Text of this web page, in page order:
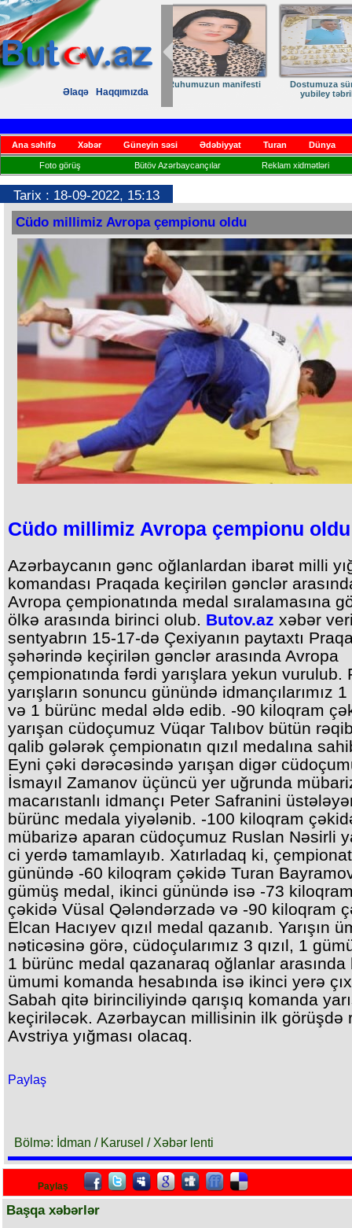
Əlaqə Haqqımızda
Dostumuza sürpriz
Elmanın öz
Ana səhifə Xəbər Güneyin səsi Ədəbiyyat Turan Dünya
Foto görüş Bütöv Azərbaycançılar Reklam xidmətləri
Tarix : 18-09-2022, 15:13
Cüdo millimiz Avropa çempionu oldu
Cüdo millimiz Avropa çempionu oldu
Azərbaycanın gənc oğlanlardan ibarət milli
komandası Praqada keçirilən gənclər
Avropa çempionatında medal sıralamasına
ölkə arasında birinci olub. Butov.az xəbər
sentyabrın 15-17-də Çexiyanın paytaxtı
şəhərində keçirilən gənclər arasında Avropa
çempionatında fərdi yarışlara yekun vurulub.
yarışların sonuncu günündə idmançılarımız 1
və 1 bürünc medal əldə edib. -90 kiloqram
yarışan cüdoçumuz Vüqar Talıbov bütün
qalib gələrək çempionatın qızıl medalına
Eyni çəki dərəcəsində yarışan digər
İsmayıl Zamanov üçüncü yer uğrunda
macarıstanlı idmançı Peter Safranini
bürünc medala yiyələnib. -100 kiloqram
mübarizə aparan cüdoçumuz Ruslan Nəsirli
ci yerdə tamamlayıb. Xatırladaq ki,
günündə -60 kiloqram çəkidə Turan
gümüş medal, ikinci günündə isə -73
çəkidə Vüsal Qələndərzadə və -90 kiloqram
Elcan Hacıyev qızıl medal qazanıb. Yarışın
nəticəsinə görə, cüdoçularımız 3 qızıl, 1
1 bürünc medal qazanaraq oğlanlar arasında
ümumi komanda hesabında isə ikinci yerə
Sabah qitə birinciliyində qarışıq komanda
keçiriləcək. Azərbaycan millisinin ilk görüşdə
Avstriya yığması olacaq.
Paylaş
Bölmə: İdman / Karusel / Xəbər lenti
Paylaş
Başqa xəbərlər